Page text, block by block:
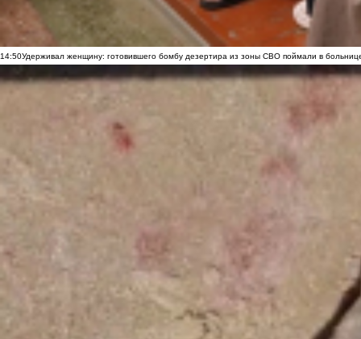
14:50Удерживал женщину: готовившего бомбу дезертира из зоны СВО поймали в